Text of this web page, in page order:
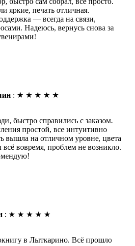
яркие, печать отличная.
— всегда на связи,
Надеюсь, вернусь снова за
: ★ ★ ★ ★ ★
быстро справились с заказом.
простой, все интуитивно
вышла на отличном уровне, цвета
вовремя, проблем не возникло.
: ★ ★ ★ ★ ★
в Лыткарино. Всё прошло